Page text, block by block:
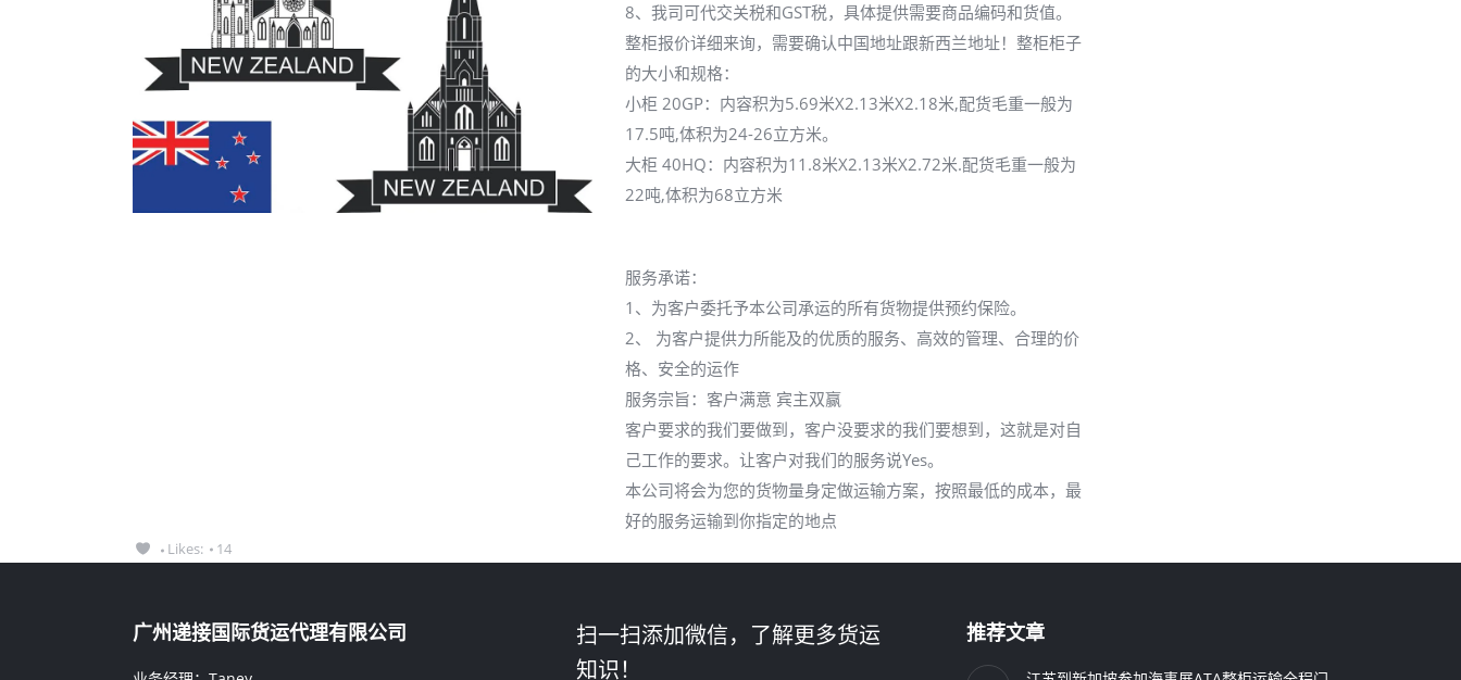
8、我司可代交关税和GST税，具体提供需要商品编码和货值。
整柜报价详细来询，需要确认中国地址跟新西兰地址！整柜柜子
的大小和规格：
小柜 20GP：内容积为5.69米X2.13米X2.18米,配货毛重一般为
17.5吨,体积为24-26立方米。
大柜 40HQ：内容积为11.8米X2.13米X2.72米.配货毛重一般为
22吨,体积为68立方米
服务承诺：
1、为客户委托予本公司承运的所有货物提供预约保险。
2、 为客户提供力所能及的优质的服务、高效的管理、合理的价
格、安全的运作
服务宗旨：客户满意 宾主双赢
客户要求的我们要做到，客户没要求的我们要想到，这就是对自
己工作的要求。让客户对我们的服务说Yes。
本公司将会为您的货物量身定做运输方案，按照最低的成本，最
好的服务运输到你指定的地点
Likes: 14
广州递接国际货运代理有限公司
扫一扫添加微信，了解更多货运
知识！
推荐文章